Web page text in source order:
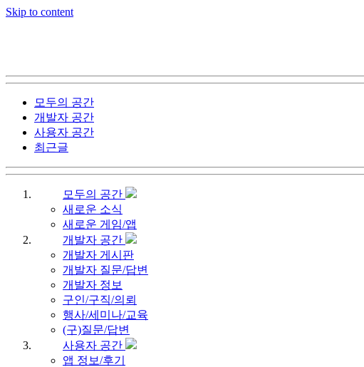
Skip to content
모두의 공간
개발자 공간
사용자 공간
최근글
모두의 공간
새로운 소식
새로운 게임/앱
개발자 공간
개발자 게시판
개발자 질문/답변
개발자 정보
구인/구직/의뢰
행사/세미나/교육
(구)질문/답변
사용자 공간
앱 정보/후기